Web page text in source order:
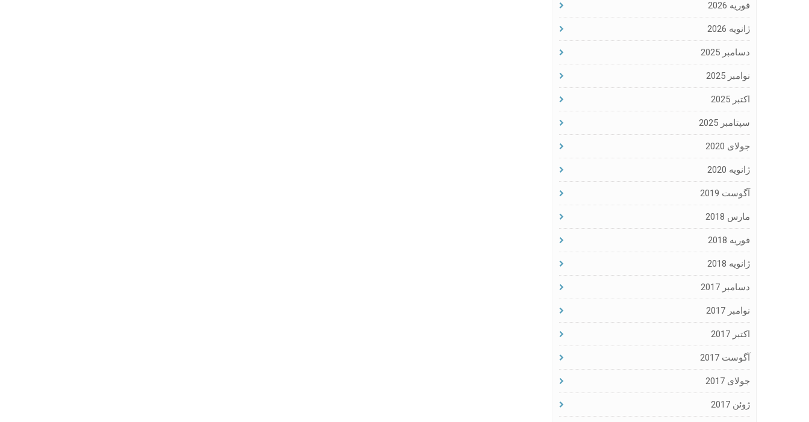
فوریه 2026
ژانویه 2026
دسامبر 2025
نوامبر 2025
اکتبر 2025
سپتامبر 2025
جولای 2020
ژانویه 2020
آگوست 2019
مارس 2018
فوریه 2018
ژانویه 2018
دسامبر 2017
نوامبر 2017
اکتبر 2017
آگوست 2017
جولای 2017
ژوئن 2017